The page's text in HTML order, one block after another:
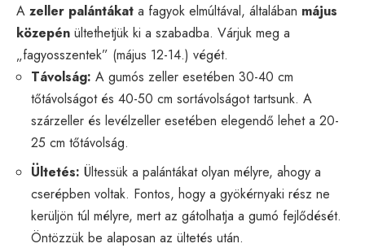
A zeller palántákat a fagyok elmúltával, általában május
közepén ültethetjük ki a szabadba. Várjuk meg a
„fagyosszentek” (május 12-14.) végét.
Távolság: A gumós zeller esetében 30-40 cm
tőtávolságot és 40-50 cm sortávolságot tartsunk. A
szárzeller és levélzeller esetében elegendő lehet a 20-
25 cm tőtávolság.
Ültetés: Ültessük a palántákat olyan mélyre, ahogy a
cserépben voltak. Fontos, hogy a gyökérnyaki rész ne
kerüljön túl mélyre, mert az gátolhatja a gumó fejlődését.
Öntözzük be alaposan az ültetés után.